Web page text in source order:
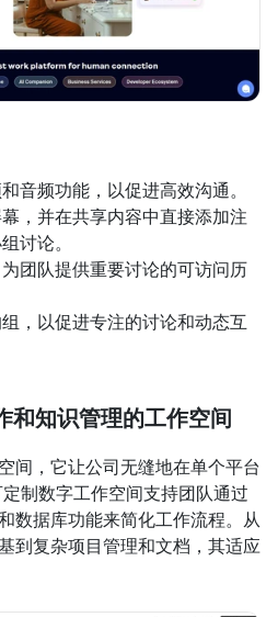
音频功能，以促进高效沟通。
，并在共享内容中直接添加注
讨论。
团队提供重要讨论的可访问历
，以促进专注的讨论和动态互
知识管理的工作空间
间，它让公司无缝地在单个平台
制数字工作空间支持团队通过
数据库功能来简化工作流程。从
到复杂项目管理和文档，其适应